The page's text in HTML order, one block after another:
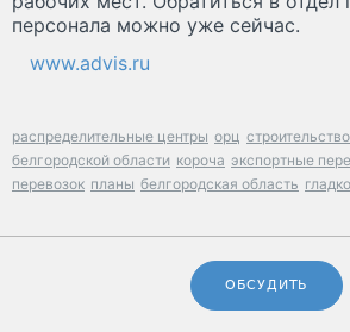
персонала можно уже сейчас.
www.advis.ru
распределительные центры орц
белгородской области короча экспортные
перевозок планы белгородская область
ОБСУДИТЬ